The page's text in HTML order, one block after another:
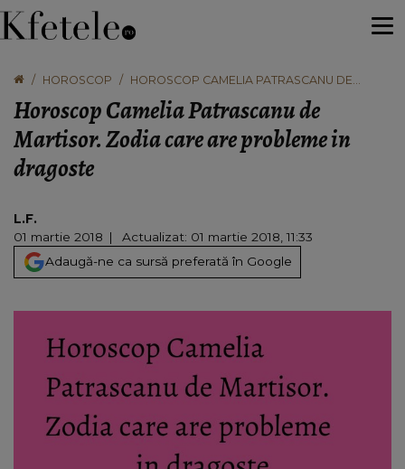
HOROSCOP
HOROSCOP CAMELIA PATRASCANU DE
DRAGOSTE
Horoscop Camelia Patrascanu de
Martisor. Zodia care are probleme in
dragoste
L.F.
01 martie 2018
Actualizat: 01 martie 2018, 11:33
Adaugă-ne ca sursă preferată în Google